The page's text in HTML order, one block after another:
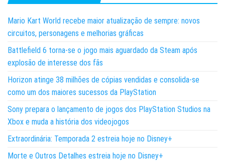
Mario Kart World recebe maior atualização de sempre: novos
circuitos, personagens e melhorias gráficas
Battlefield 6 torna-se o jogo mais aguardado da Steam após
explosão de interesse dos fãs
Horizon atinge 38 milhões de cópias vendidas e consolida-se
como um dos maiores sucessos da PlayStation
Sony prepara o lançamento de jogos dos PlayStation Studios na
Xbox e muda a história dos videojogos
Extraordinária: Temporada 2 estreia hoje no Disney+
Morte e Outros Detalhes estreia hoje no Disney+